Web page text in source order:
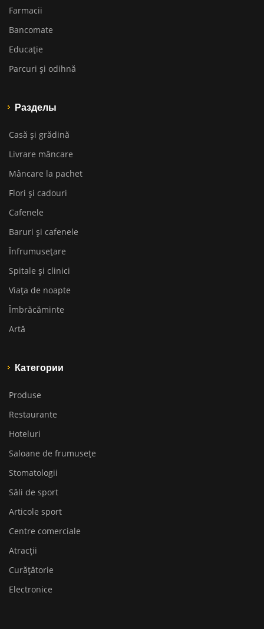
Farmacii
Bancomate
Educaţie
Parcuri și odihnă
Разделы
Casă și grădină
Livrare mâncare
Mâncare la pachet
Flori și cadouri
Cafenele
Baruri și cafenele
Înfrumusețare
Spitale și clinici
Viața de noapte
Îmbrăcăminte
Artă
Категории
Produse
Restaurante
Hoteluri
Saloane de frumusețe
Stomatologii
Săli de sport
Articole sport
Centre comerciale
Atracții
Curățătorie
Electronice